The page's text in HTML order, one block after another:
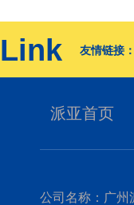
Link 友情链接：
派亚首页
公司名称：广州